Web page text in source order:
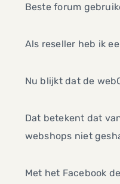
Beste forum
Als reseller heb ik
Nu blijkt dat de
Dat betekent dat
webshops niet
Met het Facebook